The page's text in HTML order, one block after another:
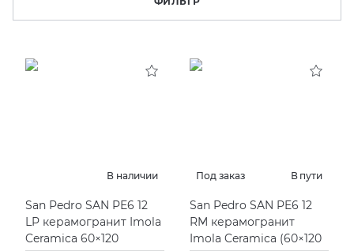
PAMESA
SANT’AGOSTINO
ГРАНИТЕЯ
XXL Pamesa
УНИТАЗЫ И ПИCCУАРЫ
В наличии
San Pedro SAN PE6 12
LP керамогранит Imola
Ceramica 60×120
Под заказ В пути
San Pedro SAN PE6 12
RM керамогранит
Imola Ceramica (60×120